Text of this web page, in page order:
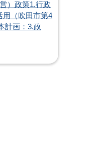
）政策1.行政
用（吹田市第4
計画：3.政